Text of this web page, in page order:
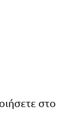
στο